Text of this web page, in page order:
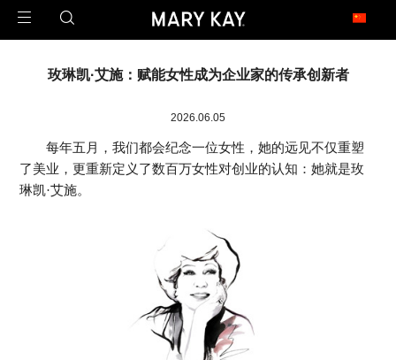
玫琳凯·艾施：赋能女性成为企业家的传承创新者
2026.06.05
每年五月，我们都会纪念一位女性，她的远见不仅重塑
了美业，更重新定义了数百万女性对创业的认知：她就是玫
琳凯·艾施。
今天，玫琳凯的足迹已经遍布近40个市场，是一家真正的全球公司。
北 美
United States 美国
China - Hongkong 中国香港
Armenia 亚美尼亚
Philippines 菲律宾